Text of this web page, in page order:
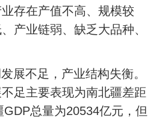
存在产值不高、规模较
产业链弱、缺乏大品种、
展不足，产业结构失衡。
足主要表现为南北疆差距
总量为20534亿元，但